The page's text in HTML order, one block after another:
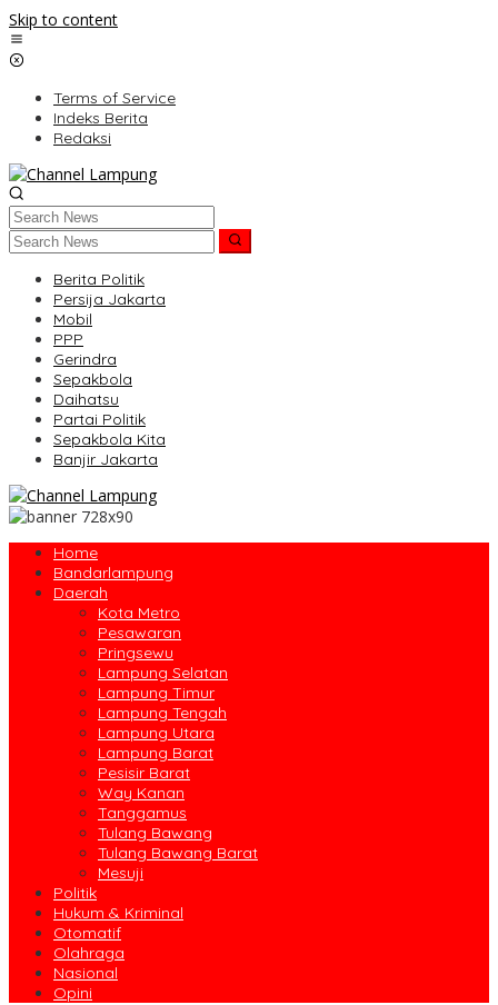
Skip to content
Terms of Service
Indeks Berita
Redaksi
Berita Politik
Persija Jakarta
Mobil
PPP
Gerindra
Sepakbola
Daihatsu
Partai Politik
Sepakbola Kita
Banjir Jakarta
Home
Bandarlampung
Daerah
Kota Metro
Pesawaran
Pringsewu
Lampung Selatan
Lampung Timur
Lampung Tengah
Lampung Utara
Lampung Barat
Pesisir Barat
Way Kanan
Tanggamus
Tulang Bawang
Tulang Bawang Barat
Mesuji
Politik
Hukum & Kriminal
Otomatif
Olahraga
Nasional
Opini